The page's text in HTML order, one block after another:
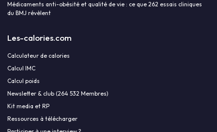
Médicaments anti-obésité et qualité de vie : ce que 262 essais cliniques
du BMJ révèlent
Les-calories.com
Calculateur de calories
Calcul IMC
Calcul poids
Newsletter & club (264 532 Membres)
Kit media et RP
Ressources à télécharger